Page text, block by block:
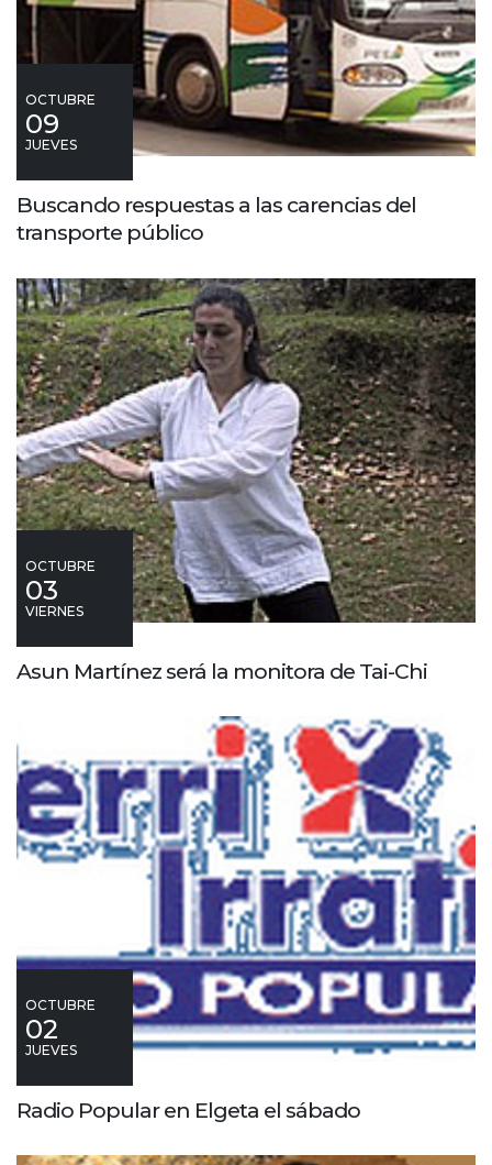
OCTUBRE
09
JUEVES
Buscando respuestas a las carencias del
transporte público
OCTUBRE
03
VIERNES
Asun Martínez será la monitora de Tai-Chi
OCTUBRE
02
JUEVES
Radio Popular en Elgeta el sábado